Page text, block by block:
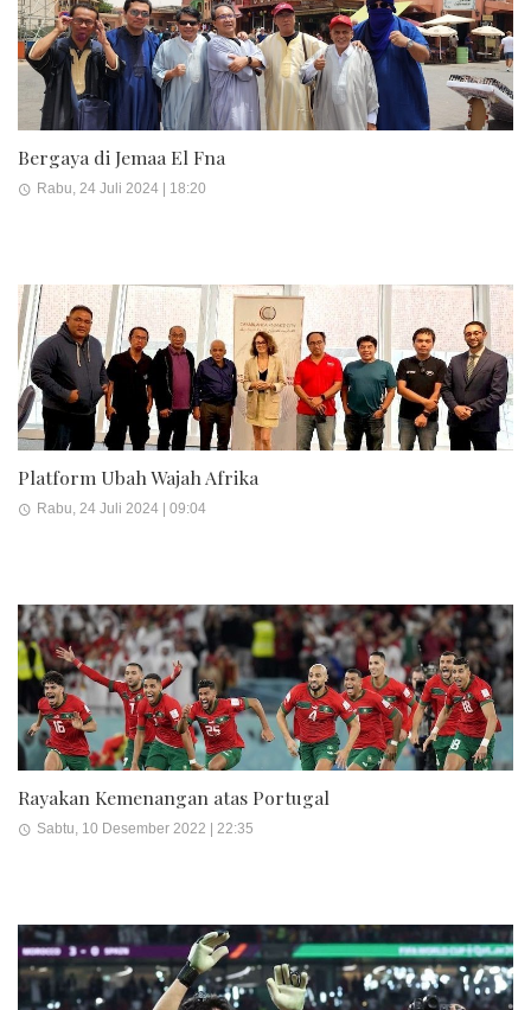
Bergaya di Jemaa El Fna
Rabu, 24 Juli 2024 | 18:20
Platform Ubah Wajah Afrika
Rabu, 24 Juli 2024 | 09:04
Rayakan Kemenangan atas Portugal
Sabtu, 10 Desember 2022 | 22:35